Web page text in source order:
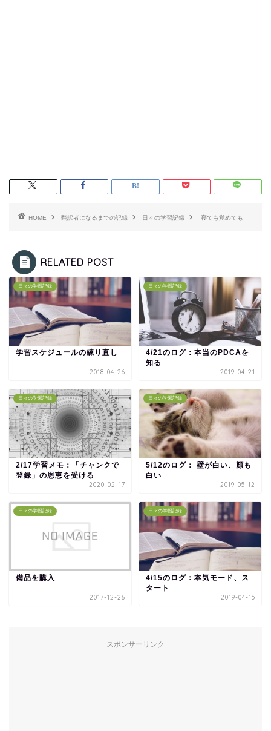
HOME 翻訳者になるまでの記録 日々の学習記録 寝ても覚めても
RELATED POST
日々の学習記録
学習スケジュールの練り直し
2018-04-26
日々の学習記録
4/21のログ：本当のPDCAを
知る
2019-04-21
日々の学習記録
2/17学習メモ：「チャンクで
登録」の恩恵を受ける
2020-02-17
日々の学習記録
5/12のログ： 壁が白い、顔も
白い
2019-05-12
日々の学習記録
備品を購入
2017-12-26
日々の学習記録
4/15のログ：本気モード、ス
タート
2019-04-15
スポンサーリンク